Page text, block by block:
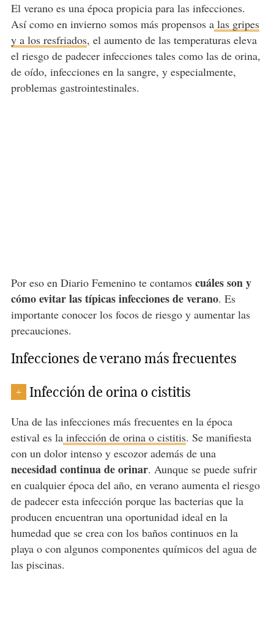
El verano es una época propicia para las infecciones.
Así como en invierno somos más propensos alas gripes
y a los resfriados, el aumento de las temperaturas eleva
el riesgo de padecer infecciones tales como las de orina,
de oído, infecciones en la sangre, y especialmente,
problemas gastrointestinales.
Por eso en Diario Femenino te contamos cuáles son y
cómo evitar las típicas infecciones de verano. Es
importante conocer los focos de riesgo y aumentar las
precauciones.
Infecciones de verano más frecuentes
+ Infección de orina o cistitis
Una de las infecciones más frecuentes en la época
estival es lainfección de orina o cistitis. Se manifiesta
con un dolor intenso y escozor además de una
necesidad continua de orinar. Aunque se puede sufrir
en cualquier época del año, en verano aumenta el riesgo
de padecer esta infección porque las bacterias que la
producen encuentran una oportunidad ideal en la
humedad que se crea con los baños continuos en la
playa o con algunos componentes químicos del agua de
las piscinas.